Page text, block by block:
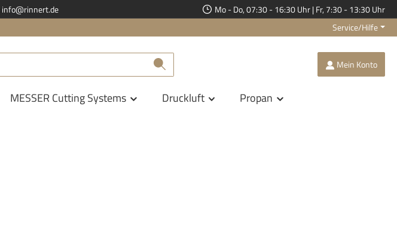
info@rinnert.de
Mo - Do, 07:30 - 16:30 Uhr | Fr, 7:30 - 13:30 Uhr
Service/Hilfe
Mein Konto
MESSER Cutting Systems Druckluft
Propan